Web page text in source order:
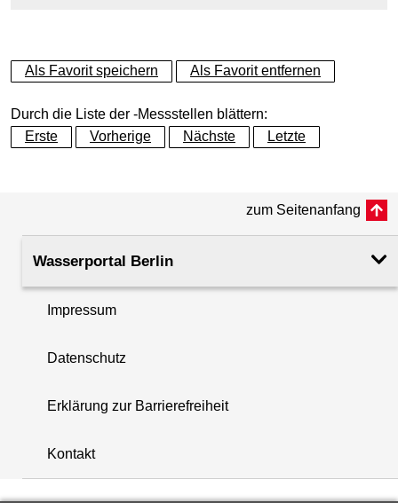
+
−
+
−
Als Favorit speichern Als Favorit entfernen
Durch die Liste der -Messstellen blättern:
Erste
Vorherige Nächste Letzte
zum Seitenanfang
Wasserportal Berlin
Impressum
Datenschutz
Erklärung zur Barrierefreiheit
Kontakt